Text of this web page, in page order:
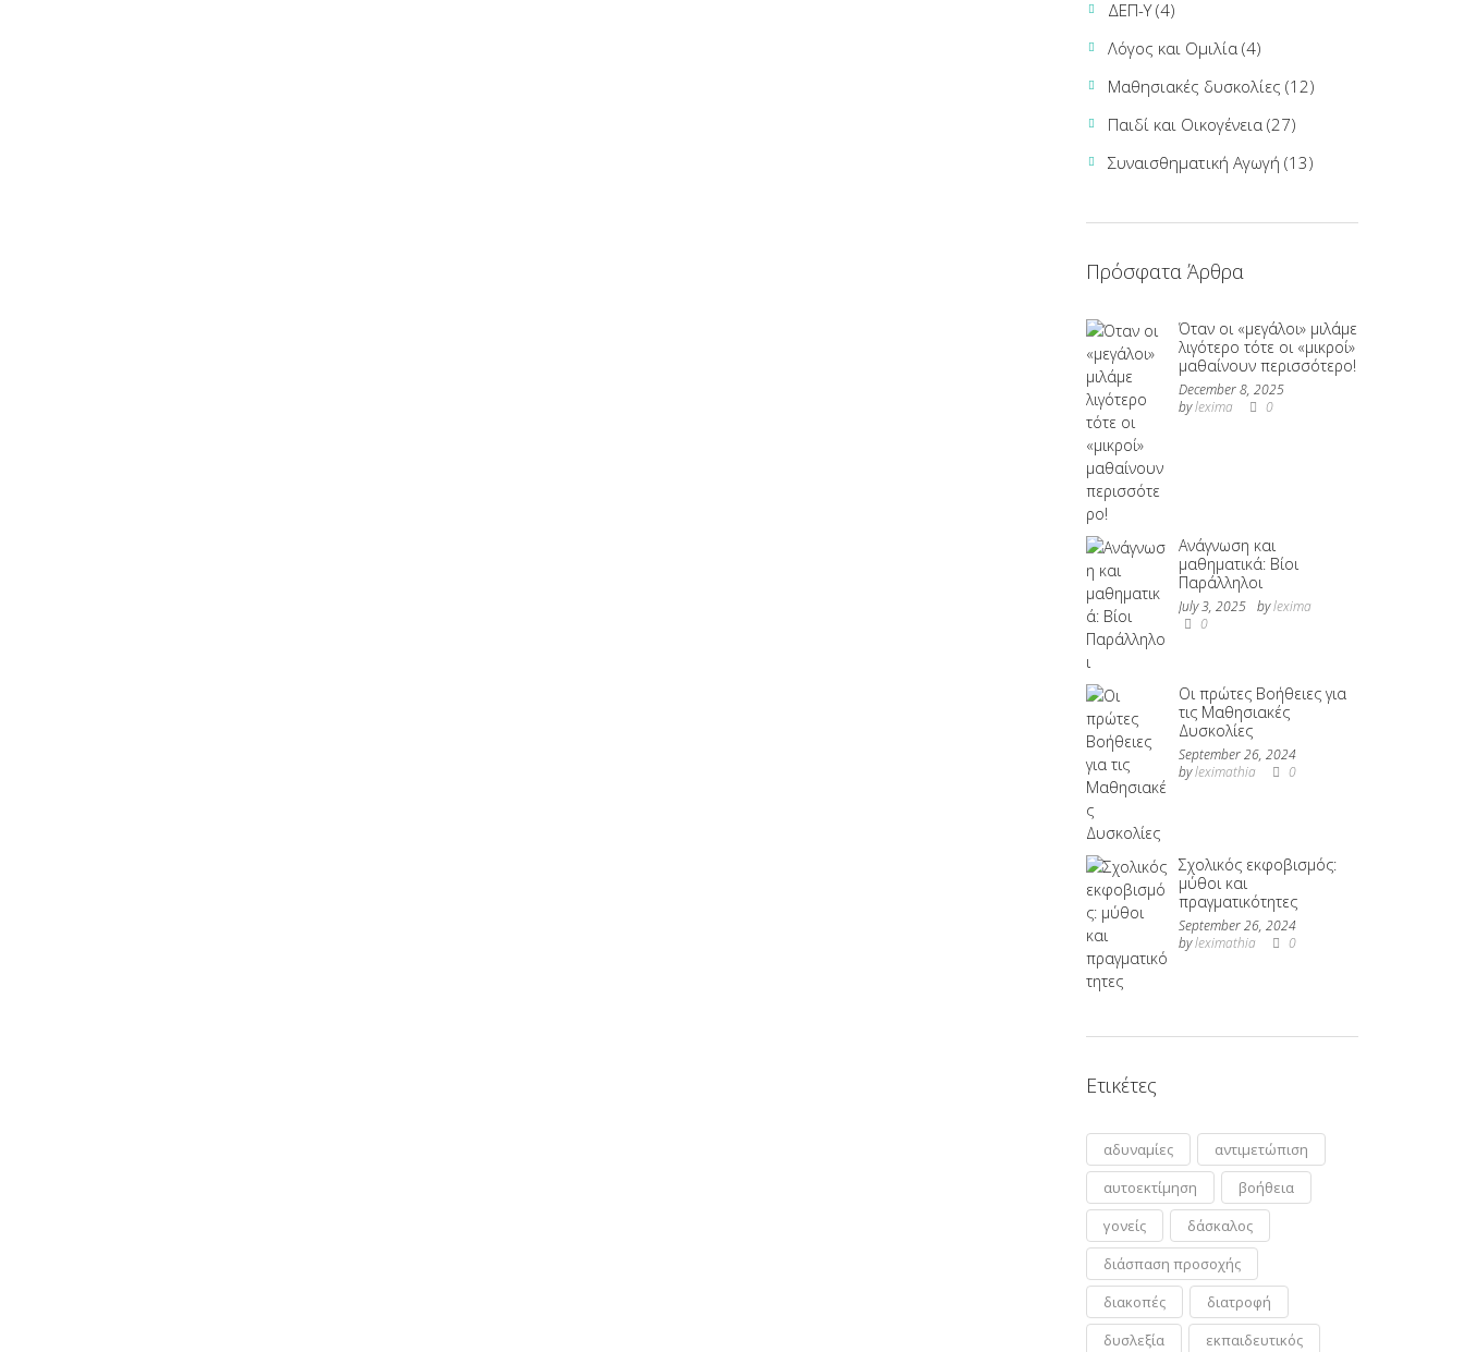
ΔΕΠ-Υ(4)
Λόγος και Ομιλία (4)
Μαθησιακές δυσκολίες (12)
Παιδί και Οικογένεια (27)
Συναισθηματική Αγωγή (13)
Πρόσφατα Άρθρα
Όταν οι «μεγάλοι» μιλάμε
λιγότερο τότε οι «μικροί»
μαθαίνουν περισσότερο!
December 8, 2025
bylexima 0
Ανάγνωση και
μαθηματικά: Βίοι
Παράλληλοι
July 3, 2025 bylexima
0
Οι πρώτες Βοήθειες για
τις Μαθησιακές
Δυσκολίες
September 26, 2024
byleximathia 0
Σχολικός εκφοβισμός:
μύθοι και
πραγματικότητες
September 26, 2024
byleximathia 0
Ετικέτες
αδυναμίες
αντιμετώπιση
αυτοεκτίμηση
βοήθεια
γονείς
δάσκαλος
διάσπαση προσοχής
διακοπές
διατροφή
δυσλεξία
εκπαιδευτικός